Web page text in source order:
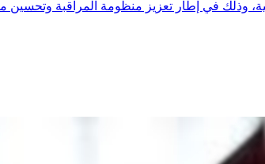
وذلك في إطار تعزيز منظومة المراقبة وتحسين